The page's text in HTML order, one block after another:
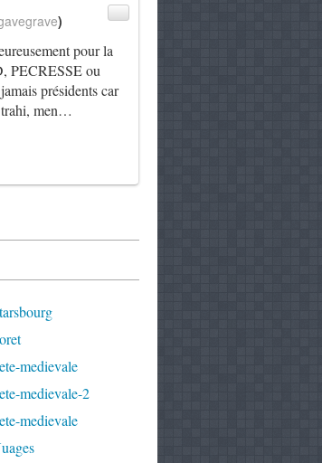
compliqué : plus de 150 journalistes
pour la
PECRESSE ou
présidents car
trahi, men…
)
medievale
medievale-2
medievale